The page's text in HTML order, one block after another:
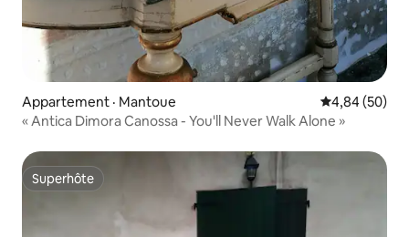
Appartement · Mantoue Note
4,84 (50)
« Antica Dimora Canossa - You'll Never Walk Alone »
Superhôte
Superhôte